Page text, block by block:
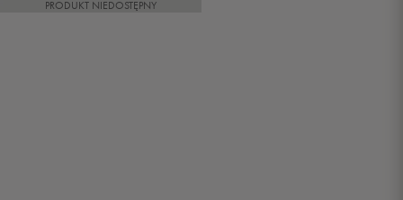
PRODUKT NIEDOSTĘPNY